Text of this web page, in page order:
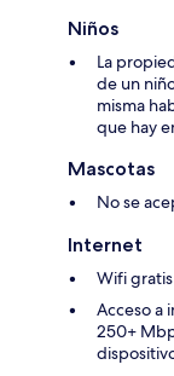
Niños
La
de un
misma
que hay
Mascotas
No se
Internet
Wifi gratis
Acceso a
250+